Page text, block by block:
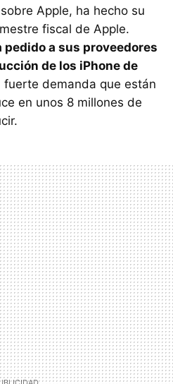
Apple, ha hecho su
fiscal de Apple.
pedido a sus proveedores
de los iPhone de
fuerte demanda que están
en unos 8 millones de